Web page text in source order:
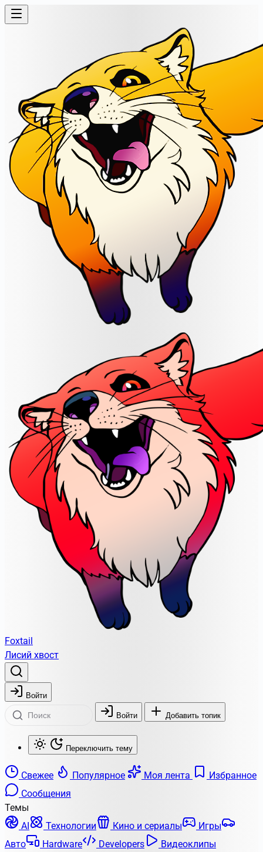
Foxtail
Лисий хвост
Войти
Войти Добавить топик
Переключить тему
Свежее Популярное Моя лента
Избранное
Сообщения
Темы
AI
Технологии Кино и сериалы
Игры
Авто
Hardware Developers
Видеоклипы